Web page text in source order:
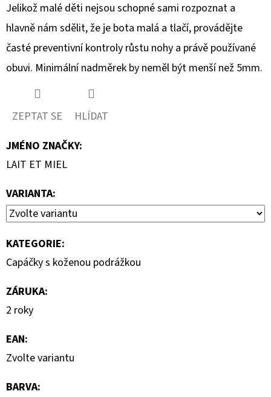
Jelikož malé děti nejsou schopné sami rozpoznat a
hlavně nám sdělit, že je bota malá a tlačí, provádějte
časté preventivní kontroly růstu nohy a právě používané
obuvi. Minimální nadměrek by neměl být menší než 5mm.
ZEPTAT SE
HLÍDAT
JMÉNO ZNAČKY:
LAIT ET MIEL
VARIANTA:
KATEGORIE:
Capáčky s koženou podrážkou
ZÁRUKA:
2 roky
EAN:
Zvolte variantu
BARVA: